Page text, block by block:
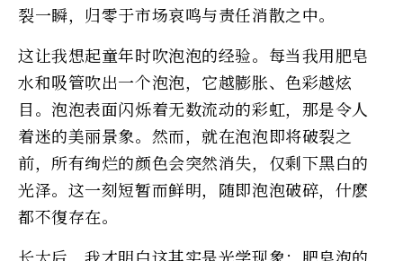
裂一瞬，归零于市场哀鸣与责任消散之中。
这让我想起童年时吹泡泡的经验。每当我用肥皂
水和吸管吹出一个泡泡，它越膨胀、色彩越炫
目。泡泡表面闪烁着无数流动的彩虹，那是令人
着迷的美丽景象。然而，就在泡泡即将破裂之
前，所有绚烂的颜色会突然消失，仅剩下黑白的
光泽。这一刻短暂而鲜明，随即泡泡破碎，什麽
都不復存在。
长大后，我才明白这其实是光学现象：肥皂泡的